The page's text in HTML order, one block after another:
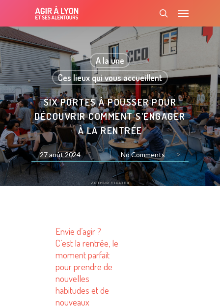
main
content
Menu
A la une
Ces lieux qui vous accueillent
SIX PORTES À POUSSER POUR
DÉCOUVRIR COMMENT S’ENGAGER
À LA RENTRÉE
27 août 2024 No Comments >
Envie d’agir ?
C’est la rentrée, le
moment parfait
pour prendre de
nouvelles
habitudes et de
nouveaux